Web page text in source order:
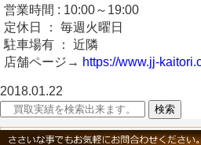
営業時間 : 10:00～19:00
定休日 ： 毎週火曜日
駐車場有 ： 近隣
店舗ページ→ https://www.jj-
2018.01.22